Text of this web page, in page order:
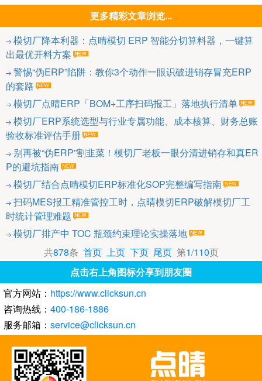
更多精彩文章浏览...
模切厂降本利器：点晴模切 ERP 智能分切算料器，一键算
出最优开料方案
警惕“伪ERP”陷阱：教你3个动作一眼识破进销存冒充ERP
的套路
模切厂点晴ERP「BOM+工序扫码报工」落地执行清单
模切厂ERP系统选型与行业专属功能、成本核算、财务总账
验收标准评估手册
别再被“伪ERP”割韭菜！模切厂老板一眼分清进销存和真ER
P的避坑指南
模切厂结合点晴模切ERP标准化SOP完整编写指南
扫码MES报工精准管控工时，点晴模切ERP破解模切厂工
时统计管理难题
模切厂排产中 TOC 瓶颈约束理论实操落地
共878条 首页 上页 下页 尾页第1/110页
点击右上角图标分享到朋友圈
官方网站： https://www.clicksun.cn
咨询热线： 400-186-1886
服务邮箱： service@clicksun.cn